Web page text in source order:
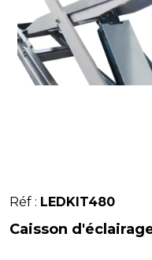
Réf : LEDKIT480
Caisson